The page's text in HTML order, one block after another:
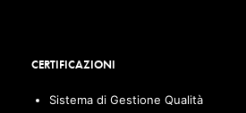
CERTIFICAZIONI
Sistema di Gestione Qualità